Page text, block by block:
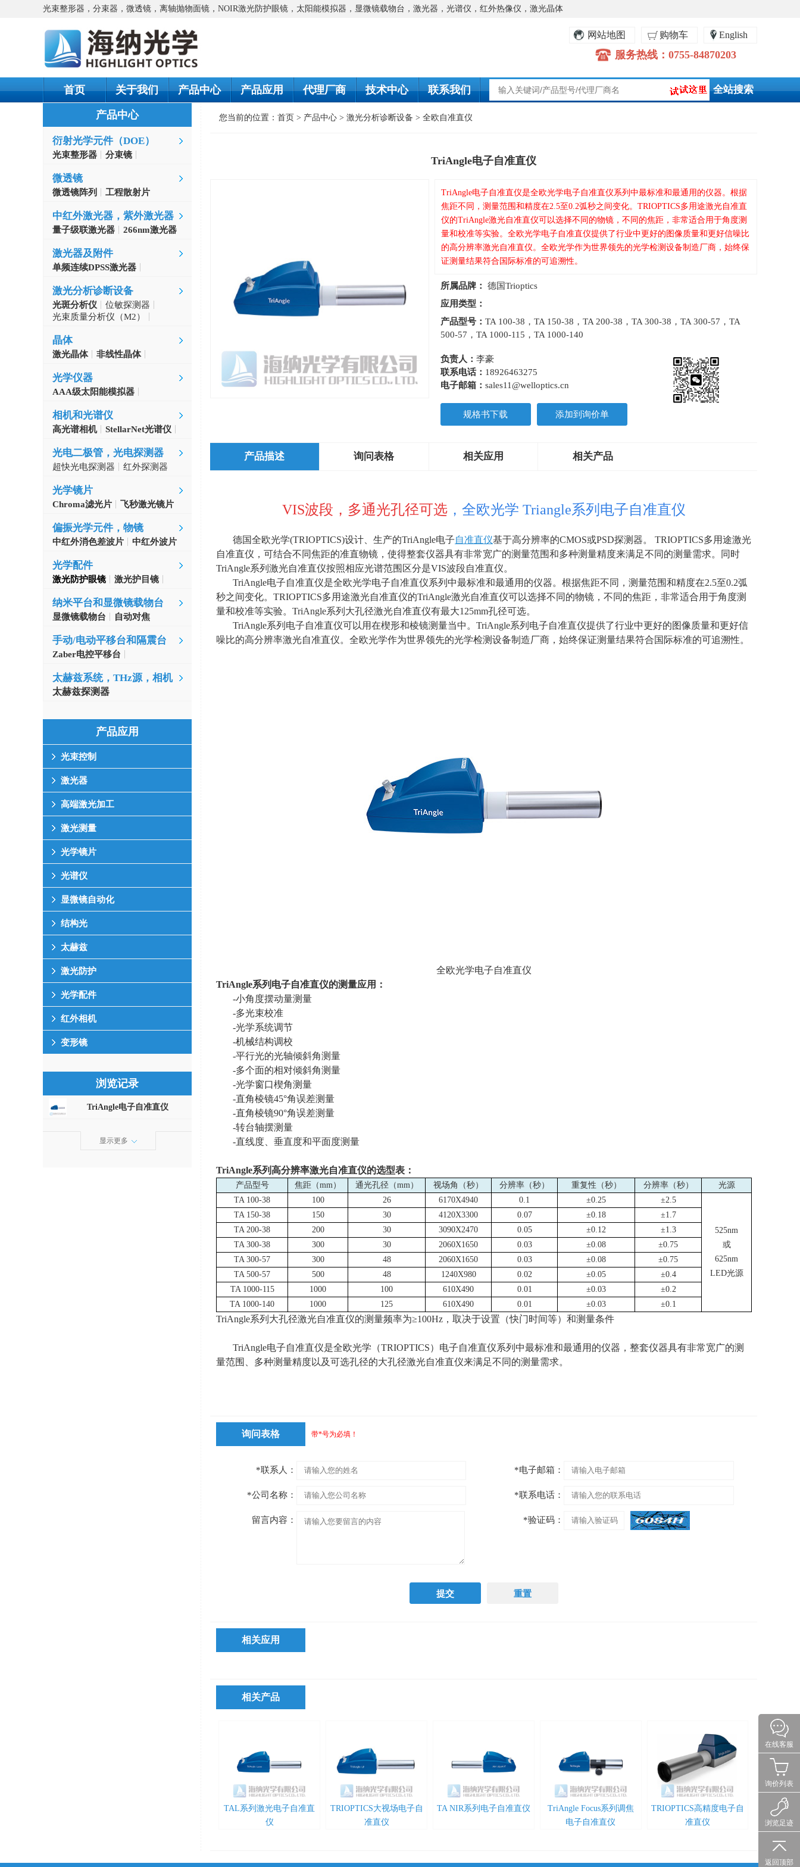
光束整形器，分束器，微透镜，离轴抛物面镜，NOIR激光防护眼镜，太阳能模拟器，显微镜载物台，激光器，光谱仪，红外热像仪，激光晶体
English
购物车
网站地图
服务热线：0755-84870203
首页 关于我们 产品中心 产品应用 代理厂商 技术中心 联系我们
产品中心
衍射光学元件（DOE）
光束整形器
分束镜
微透镜
微透镜阵列 工程散射片
中红外激光器，紫外激光器
量子级联激光器 266nm激光器
激光器及附件
单频连续DPSS激光器
激光分析诊断设备
光斑分析仪
位敏探测器
自准直仪
光束质量分析仪（M2）
晶体
激光晶体
非线性晶体
光学仪器
AAA级太阳能模拟器
相机和光谱仪
高光谱相机 StellarNet光谱仪
光电二极管，光电探测器
超快光电探测器 红外探测器
光学镜片
Chroma滤光片 飞秒激光镜片
偏振光学元件，物镜
中红外消色差波片 中红外波片
光学配件
激光防护眼镜 激光护目镜
纳米平台和显微镜载物台
显微镜载物台 自动对焦
手动/电动平移台和隔震台
Zaber电控平移台
太赫兹系统，THz源，相机
太赫兹探测器
产品应用
光束控制
激光器
高端激光加工
激光测量
光学镜片
光谱仪
显微镜自动化
结构光
太赫兹
激光防护
光学配件
红外相机
变形镜
浏览记录
TriAngle电子自准直仪
显示更多
您当前的位置： 首页 > 产品中心 > 激光分析诊断设备 > 全欧自准直仪
TriAngle电子自准直仪
TriAngle电子自准直仪是全欧光学电子自准直仪系列中最标准和最通用的仪器。根据
焦距不同，测量范围和精度在2.5至0.2弧秒之间变化。TRIOPTICS多用途激光自准直
仪的TriAngle激光自准直仪可以选择不同的物镜，不同的焦距，非常适合用于角度测
量和校准等实验。全欧光学电子自准直仪提供了行业中更好的图像质量和更好信噪比
的高分辨率激光自准直仪。全欧光学作为世界领先的光学检测设备制造厂商，始终保
证测量结果符合国际标准的可追溯性。
所属品牌：
德国Trioptics
应用类型：
产品型号： TA 100-38，TA 150-38，TA 200-38，TA 300-38，TA 300-57，TA
500-57，TA 1000-115，TA 1000-140
负责人： 李豪
联系电话： 18926463275
电子邮箱： sales11@welloptics.cn
规格书下载 添加到询价单
产品描述 询问表格 相关应用 相关产品
VIS波段，多通光孔径可选，全欧光学 Triangle系列电子自准直仪
德国全欧光学(TRIOPTICS)设计、生产的TriAngle电子自准直仪基于高分辨率的CMOS或PSD探测器。 TRIOPTICS多用途激光
自准直仪，可结合不同焦距的准直物镜，使得整套仪器具有非常宽广的测量范围和多种测量精度来满足不同的测量需求。同时
TriAngle系列激光自准直仪按照相应光谱范围区分是VIS波段自准直仪。
TriAngle电子自准直仪是全欧光学电子自准直仪系列中最标准和最通用的仪器。根据焦距不同，测量范围和精度在2.5至0.2弧
秒之间变化。 TRIOPTICS多用途激光自准直仪的TriAngle激光自准直仪可以选择不同的物镜，不同的焦距，非常适合用于角度测
量和校准等实验。 TriAngle系列大孔径激光自准直仪有最大125mm孔径可选。
TriAngle系列电子自准直仪可以用在楔形和棱镜测量当中。 TriAngle系列电子自准直仪提供了行业中更好的图像质量和更好信
噪比的高分辨率激光自准直仪。全欧光学作为世界领先的光学检测设备制造厂商，始终保证测量结果符合国际标准的可追溯性。
全欧光学电子自准直仪
TriAngle系列电子自准直仪的测量应用：
-小角度摆动量测量
-多光束校准
-光学系统调节
-机械结构调校
-平行光的光轴倾斜角测量
-多个面的相对倾斜角测量
-光学窗口楔角测量
-直角棱镜45°角误差测量
-直角棱镜90°角误差测量
-转台轴摆测量
-直线度、垂直度和平面度测量
TriAngle系列高分辨率激光自准直仪的选型表：
产品型号 焦距（mm ） 通光孔径（mm ） 视场角（秒） 分辨率（秒） 重复性（秒） 分辨率（秒）
光源
TA 100-38
100 26 6170X4940 0.1 ±0.25 ±2.5
525nm
或
625nm
LED光源
TA 150-38 150 30 4120X3300 0.07 ±0.18 ±1.7
TA 200-38
200 30 3090X2470 0.05 ±0.12 ±1.3
TA 300-38
300 30 2060X1650 0.03 ±0.08 ±0.75
TA 300-57
300 48 2060X1650 0.03 ±0.08 ±0.75
TA 500-57
500 48 1240X980 0.02 ±0.05 ±0.4
TA 1000-115
1000 100 610X490 0.01 ±0.03 ±0.2
TA 1000-140
1000 125 610X490 0.01 ±0.03 ±0.1
TriAngle系列大孔径激光自准直仪的测量频率为≥100Hz ，取决于设置（快门时间等）和测量条件
TriAngle电子自准直仪是全欧光学（TRIOPTICS）电子自准直仪系列中最标准和最通用的仪器，整套仪器具有非常宽广的测
量范围、多种测量精度以及可选孔径的大孔径激光自准直仪来满足不同的测量需求。
询问表格 带*号为必填！
*联系人： *电子邮箱：
*公司名称： *联系电话：
留言内容： *验证码：
相关应用
相关产品
TAL系列激光电子自准直
仪
TRIOPTICS大视场电子自
准直仪
TA NIR系列电子自准直仪
TriAngle Focus系列调焦
电子自准直仪
TRIOPTICS高精度电子自
准直仪
在线客服
询价列表
浏览足迹
返回顶部